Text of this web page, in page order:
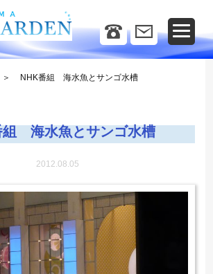
NHK番組 海水魚とサンゴ水槽
組 海水魚とサンゴ水槽
2012.08.05